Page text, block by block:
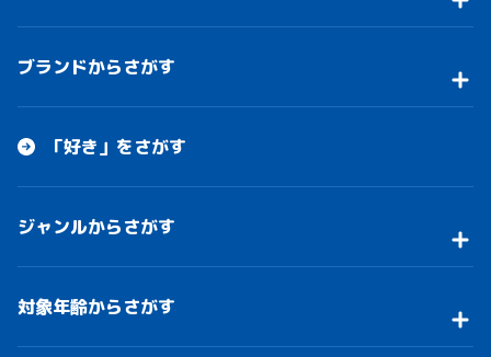
ブランドからさがす
「好き」をさがす
ジャンルからさがす
対象年齢からさがす